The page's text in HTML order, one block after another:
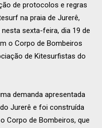
de protocolos e regras
na praia de Jurerê,
sexta-feira, dia 19 de
o Corpo de Bombeiros
de Kitesurfistas do
demanda apresentada
Jurerê e foi construída
Corpo de Bombeiros, que